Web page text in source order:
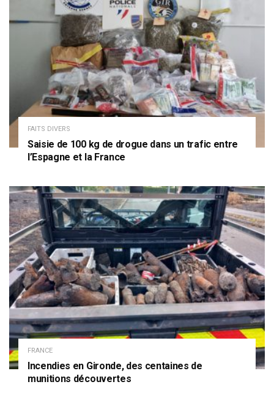
FAITS DIVERS
Saisie de 100 kg de drogue dans un trafic entre
l’Espagne et la France
FRANCE
Incendies en Gironde, des centaines de
munitions découvertes